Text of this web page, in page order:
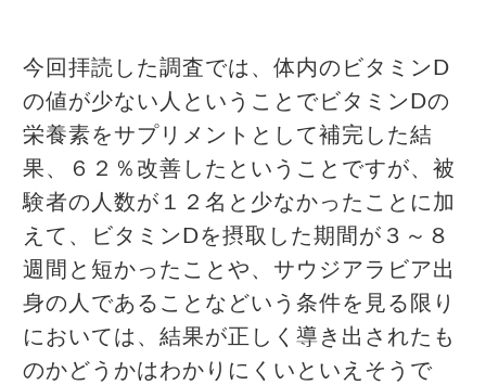
今回拝読した調査では、体内のビタミンD
の値が少ない人ということでビタミンDの
栄養素をサプリメントとして補完した結
果、６２％改善したということですが、被
験者の人数が１２名と少なかったことに加
えて、ビタミンDを摂取した期間が３～８
週間と短かったことや、サウジアラビア出
身の人であることなどいう条件を見る限り
においては、結果が正しく導き出されたも
のかどうかはわかりにくいといえそうで